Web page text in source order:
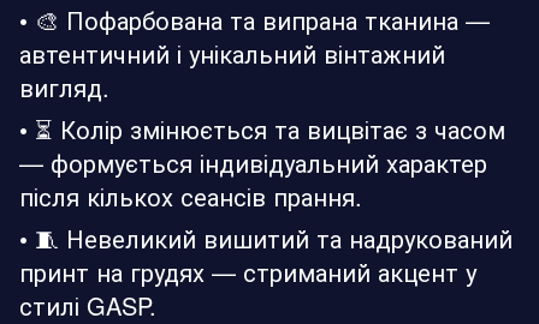
• 🎨 Пофарбована та випрана тканина —
автентичний і унікальний вінтажний
вигляд.
• ⏳ Колір змінюється та вицвітає з часом
— формується індивідуальний характер
після кількох сеансів прання.
• 🧵 Невеликий вишитий та надрукований
принт на грудях — стриманий акцент у
стилі GASP.